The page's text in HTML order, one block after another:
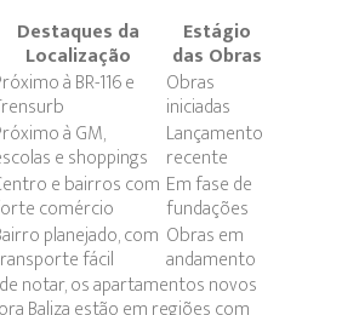
Destaques da
Localização
Estágio
das Obras
à BR-116 e Obras
iniciadas
à GM,
e shoppings
Lançamento
recente
e bairros com
comércio
Em fase de
fundações
planejado, com
fácil
Obras em
andamento
notar, os apartamentos novos